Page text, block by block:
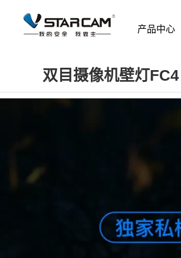
产品中心
双目摄像机壁灯FC4